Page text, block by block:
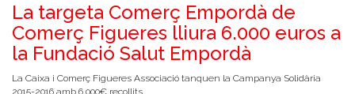
La targeta Comerç Empordà de
Comerç Figueres lliura 6.000 euros a
la Fundació Salut Empordà
La Caixa i Comerç Figueres Associació tanquen la Campanya Solidària
2015-2016 amb 6,000€ recollits.